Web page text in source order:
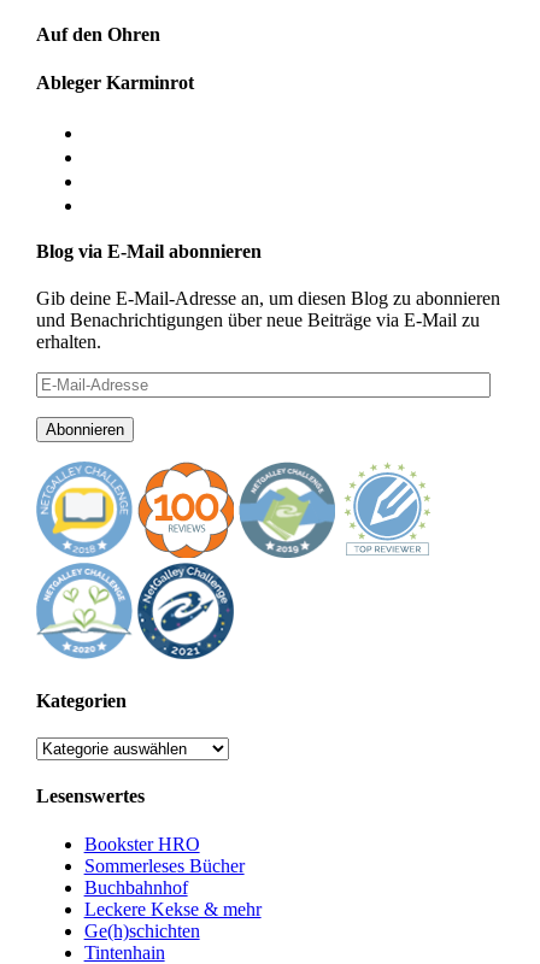
Auf den Ohren
Ableger Karminrot
Blog via E-Mail abonnieren
Gib deine E-Mail-Adresse an, um diesen Blog zu abonnieren
und Benachrichtigungen über neue Beiträge via E-Mail zu
erhalten.
E-
Mail-
Adresse
Abonnieren
Kategorien
Kategorien
Lesenswertes
Bookster HRO
Sommerleses Bücher
Buchbahnhof
Leckere Kekse & mehr
Ge(h)schichten
Tintenhain